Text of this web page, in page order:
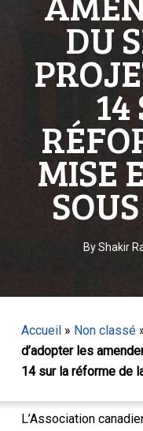
DU
14
MISE
By Shakir
Accueil» Non classé
d’adopter les
14 sur la réforme de
L’Association